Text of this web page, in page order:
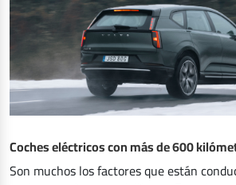
Coches eléctricos con más de 600
Son muchos los factores que están